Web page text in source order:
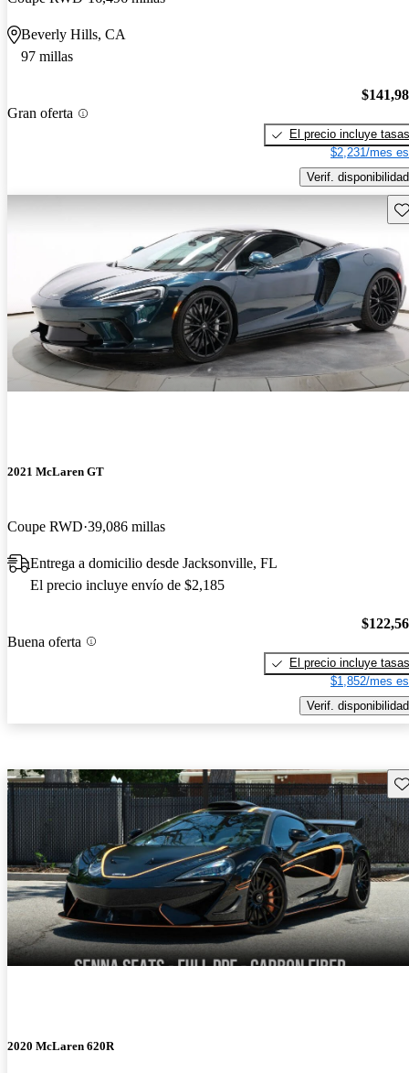
Beverly Hills, CA
97 millas
Gran oferta
El precio incluye tasas
$2,231/mes
Verif. disponibilidad
2021 McLaren GT
Coupe RWD 39,086 millas
Entrega a domicilio desde Jacksonville, FL
El precio incluye envío de $2,185
Buena oferta
El precio incluye tasas
$1,852/mes
Verif. disponibilidad
2020 McLaren 620R